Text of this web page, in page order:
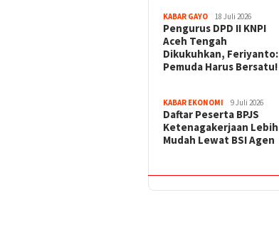
KABAR GAYO 18 Juli 2026
‎Pengurus DPD II KNPI
Aceh Tengah
Dikukuhkan, Feriyanto:
Pemuda Harus Bersatu!
KABAR EKONOMI 9 Juli 2026
Daftar Peserta BPJS
Ketenagakerjaan Lebih
Mudah Lewat BSI Agen